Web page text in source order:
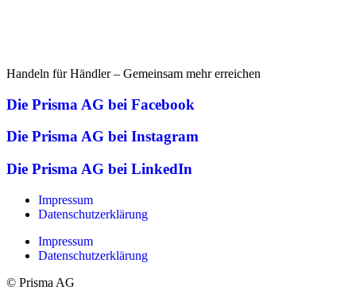
Handeln für Händler – Gemeinsam mehr erreichen
Die Prisma AG bei Facebook
Die Prisma AG bei Instagram
Die Prisma AG bei LinkedIn
Impressum
Datenschutzerklärung
Impressum
Datenschutzerklärung
© Prisma AG